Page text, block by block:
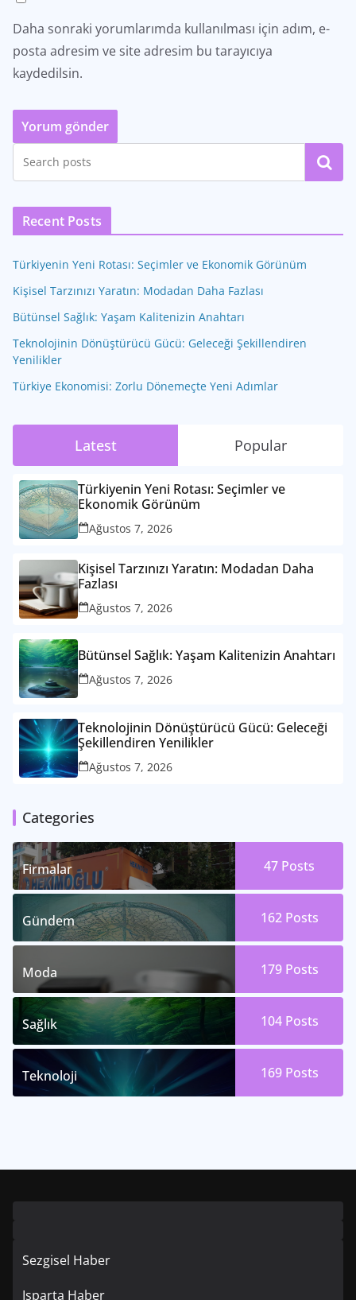
Daha sonraki yorumlarımda kullanılması için adım, e-
posta adresim ve site adresim bu tarayıcıya
kaydedilsin.
Ara
Recent Posts
Türkiyenin Yeni Rotası: Seçimler ve Ekonomik Görünüm
Kişisel Tarzınızı Yaratın: Modadan Daha Fazlası
Bütünsel Sağlık: Yaşam Kalitenizin Anahtarı
Teknolojinin Dönüştürücü Gücü: Geleceği Şekillendiren
Yenilikler
Türkiye Ekonomisi: Zorlu Dönemeçte Yeni Adımlar
Latest Popular
Türkiyenin Yeni Rotası: Seçimler ve
Ekonomik Görünüm
Ağustos 7, 2026
Kişisel Tarzınızı Yaratın: Modadan Daha
Fazlası
Ağustos 7, 2026
Bütünsel Sağlık: Yaşam Kalitenizin Anahtarı
Ağustos 7, 2026
Teknolojinin Dönüştürücü Gücü: Geleceği
Şekillendiren Yenilikler
Ağustos 7, 2026
Categories
Firmalar 47 Posts
Gündem 162 Posts
Moda 179 Posts
Sağlık 104 Posts
Teknoloji 169 Posts
Sezgisel Haber
Isparta Haber